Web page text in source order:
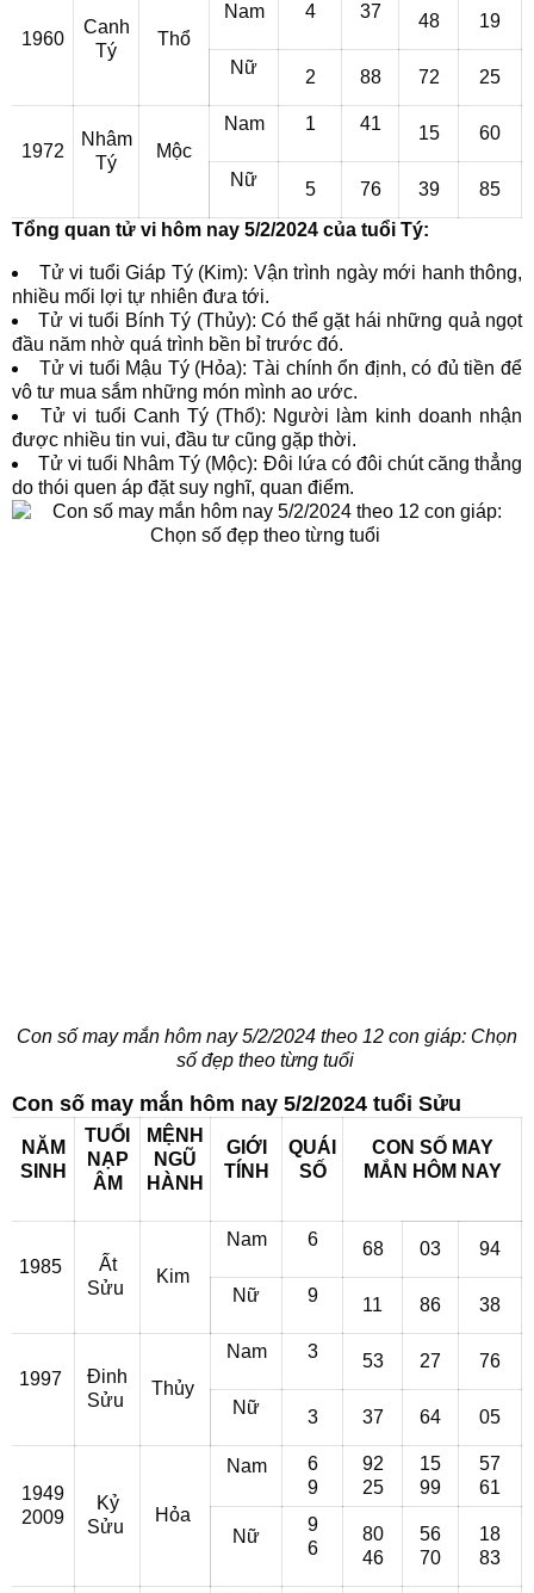
1960
Canh
Tý
Thổ
Nam 4 37 48 19
Nữ 2 88 72 25
1972
Nhâm
Tý
Mộc
Nam 1 41 15 60
Nữ 5 76 39
85
Tổng quan tử vi hôm nay 5/2/2024 của tuổi Tý:
Tử vi tuổi Giáp Tý (Kim): Vận trình ngày mới hanh thông,
nhiều mối lợi tự nhiên đưa tới.
Tử vi tuổi Bính Tý (Thủy): Có thể gặt hái những quả ngọt
đầu năm nhờ quá trình bền bỉ trước đó.
Tử vi tuổi Mậu Tý (Hỏa): Tài chính ổn định, có đủ tiền để
vô tư mua sắm những món mình ao ước.
Tử vi tuổi Canh Tý (Thổ): Người làm kinh doanh nhận
được nhiều tin vui, đầu tư cũng gặp thời.
Tử vi tuổi Nhâm Tý (Mộc): Đôi lứa có đôi chút căng thẳng
do thói quen áp đặt suy nghĩ, quan điểm.
Con số may mắn hôm nay 5/2/2024 theo 12 con giáp: Chọn
số đẹp theo từng tuổi
Con số may mắn hôm nay 5/2/2024 tuổi Sửu
NĂM
SINH
TUỔI
NẠP
ÂM
MỆNH
NGŨ
HÀNH
GIỚI
TÍNH
QUÁI
SỐ
CON SỐ MAY
MẮN HÔM NAY
1985
Ất
Sửu
Kim
Nam 6 68 03 94
Nữ 9 11 86 38
1997
Đinh
Sửu
Thủy
Nam 3 53 27 76
Nữ 3 37 64 05
1949
2009
Kỷ
Sửu
Hỏa
Nam
6
9
92
25
15
99
57
61
Nữ
9
6
80
46
56
70
18
83